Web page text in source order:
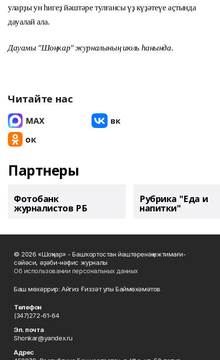
уларҙы ун һигеҙ йәштәре тулғансы үҙ күҙәтеүе аҫтында
дауалай ала.
Дауамы "Шоңҡар" журналының июль һанында.
Читайте нас
Партнеры
Фотобанк
журналистов РБ
Рубрика "Еда и
напитки"
© 2026 «Шоңҡар» - Башҡортостан йәштәренәң ижтимағи-
сәйәси, әҙәби-нәфис журналы
Об использовании персональных данных
Баш мөхәррир: Айгиз Ғиззәт улы Баймөхәмәтов
Телефон
(347)272-61-64
Эл. почта
Shonkar@yandex.ru
Адрес